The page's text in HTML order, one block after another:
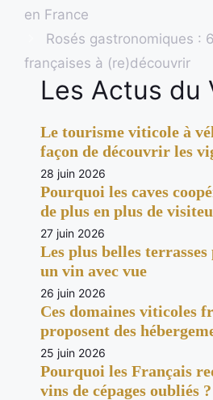
en France
Rosés gastronomiques :
françaises à (re)découvrir
Les Actus du
Le tourisme viticole à
façon de découvrir les
28 juin 2026
Pourquoi les caves
de plus en plus de
27 juin 2026
Les plus belles
un vin avec vue
26 juin 2026
Ces domaines viticoles
proposent des
25 juin 2026
Pourquoi les Français
vins de cépages oubliés ?